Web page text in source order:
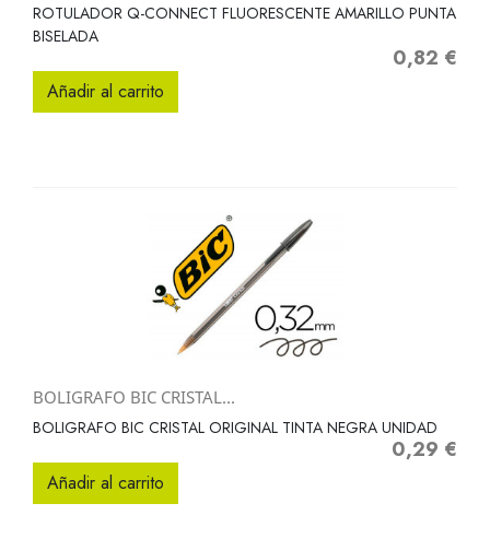
ROTULADOR Q-CONNECT FLUORESCENTE AMARILLO PUNTA
BISELADA
Precio
0,82 €
Añadir al carrito
BOLIGRAFO BIC CRISTAL...
BOLIGRAFO BIC CRISTAL ORIGINAL TINTA NEGRA UNIDAD
Precio
0,29 €
Añadir al carrito